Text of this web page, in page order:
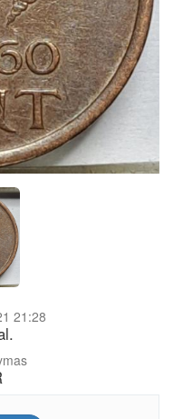
21:28